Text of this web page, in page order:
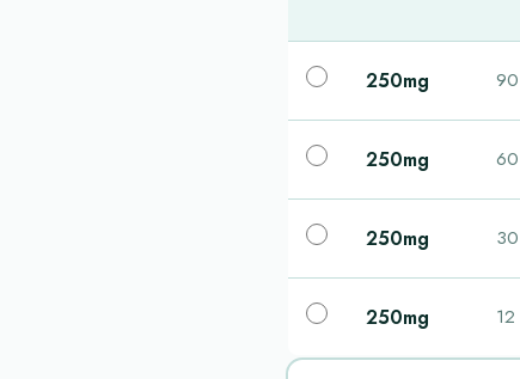
250mg
250mg
250mg
250mg